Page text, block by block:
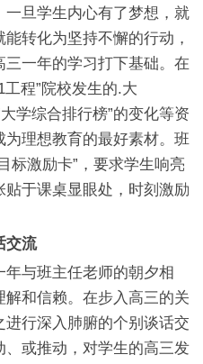
旦学生内心有了梦想，就
转化为坚持不懈的行动，
一年的学习打下基础。在
程”院校发生的.大
学综合排行榜”的变化等资
理想教育的最好素材。班
标激励卡”，要求学生响亮
于课桌显眼处，时刻激励
交流
与班主任老师的朝夕相
和信赖。在步入高三的关
行深入肺腑的个别谈话交
或推动，对学生的高三发